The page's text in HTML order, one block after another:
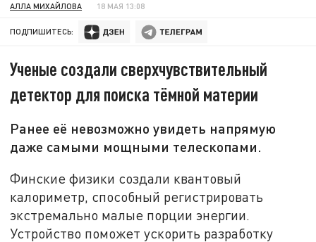
АЛЛА МИХАЙЛОВА 18 МАЯ 13:08
ПОДПИШИТЕСЬ:
Ученые создали сверхчувствительный
детектор для поиска тёмной материи
Ранее её невозможно увидеть напрямую
даже самыми мощными телескопами.
Финские физики создали квантовый
калориметр, способный регистрировать
экстремально малые порции энергии.
Устройство поможет ускорить разработку